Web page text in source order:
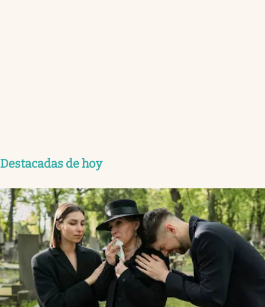
Destacadas de hoy